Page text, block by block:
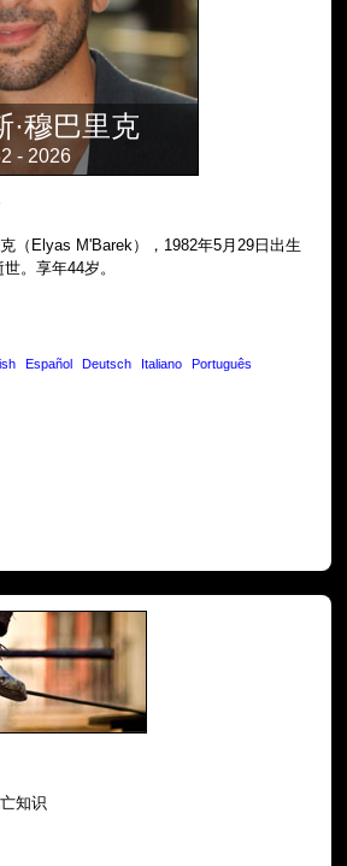
·穆巴里克
- 2026
（Elyas M'Barek），1982年5月29日出生
。享年44岁。
Español Deutsch Italiano Português
知识